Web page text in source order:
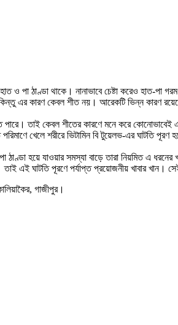
পা ঠাণ্ডা থাকে। নানাভাবে চেষ্টা করেও হাত-পা গরম
এর কারণ কেবল শীত নয়। আরেকটি ভিন্ন কারণ
পারে। তাই কেবল শীতের কারণে মনে করে কোনোভাবেই
খেলে শরীরে ভিটামিন বি টুয়েলভ-এর ঘাটতি
হয়ে যাওয়ার সমস্যা বাড়ে তারা নিয়মিত এ ধরনের
এই ঘাটতি পূরণে পর্যাপ্ত প্রয়োজনীয় খাবার খান।
গাজীপুর।